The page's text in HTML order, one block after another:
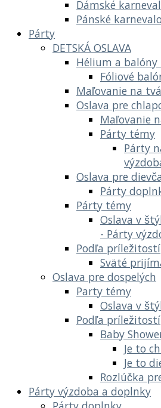
Dámské
Pánské
Párty
DETSKÁ OSLAVA
Hélium a
Fóliové
Maľovanie na
Oslava pre
Maľovanie
Párty témy
Párty
Oslava pre
Párty
Párty témy
Oslava v
- Párty
Podľa príležitostí
Sväté
Oslava pre dospelých
Party témy
Oslava v
Podľa príležitostí
Baby
Je to
Je to
Rozlúčka
Párty výzdoba a doplnky